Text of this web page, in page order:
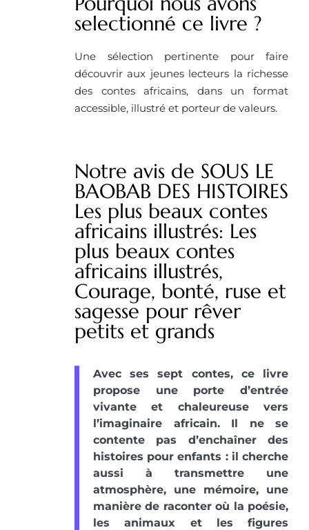
selectionné ce livre ?
Une sélection pertinente pour faire
découvrir aux jeunes lecteurs la richesse
des contes africains, dans un format
accessible, illustré et porteur de valeurs.
Notre avis de SOUS LE
BAOBAB DES HISTOIRES
Les plus beaux contes
africains illustrés: Les
plus beaux contes
africains illustrés,
Courage, bonté, ruse et
sagesse pour rêver
petits et grands
Avec ses sept contes, ce livre
propose une porte d’entrée
vivante et chaleureuse vers
l’imaginaire africain. Il ne se
contente pas d’enchaîner des
histoires pour enfants : il cherche
aussi à transmettre une
atmosphère, une mémoire, une
manière de raconter où la poésie,
les animaux et les figures